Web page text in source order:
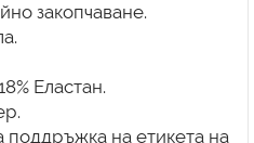
закопчаване.
Еластан.
поддръжка на етикета на